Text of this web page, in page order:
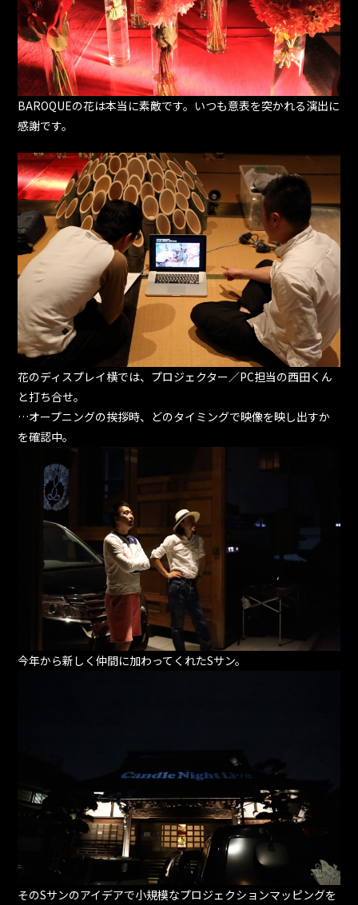
BAROQUEの花は本当に素敵です。いつも意表を突かれる演出に
感謝です。
花のディスプレイ横では、プロジェクター／PC担当の西田くん
と打ち合せ。
…オープニングの挨拶時、どのタイミングで映像を映し出すか
を確認中。
今年から新しく仲間に加わってくれたSサン。
そのSサンのアイデアで小規模なプロジェクションマッピングを